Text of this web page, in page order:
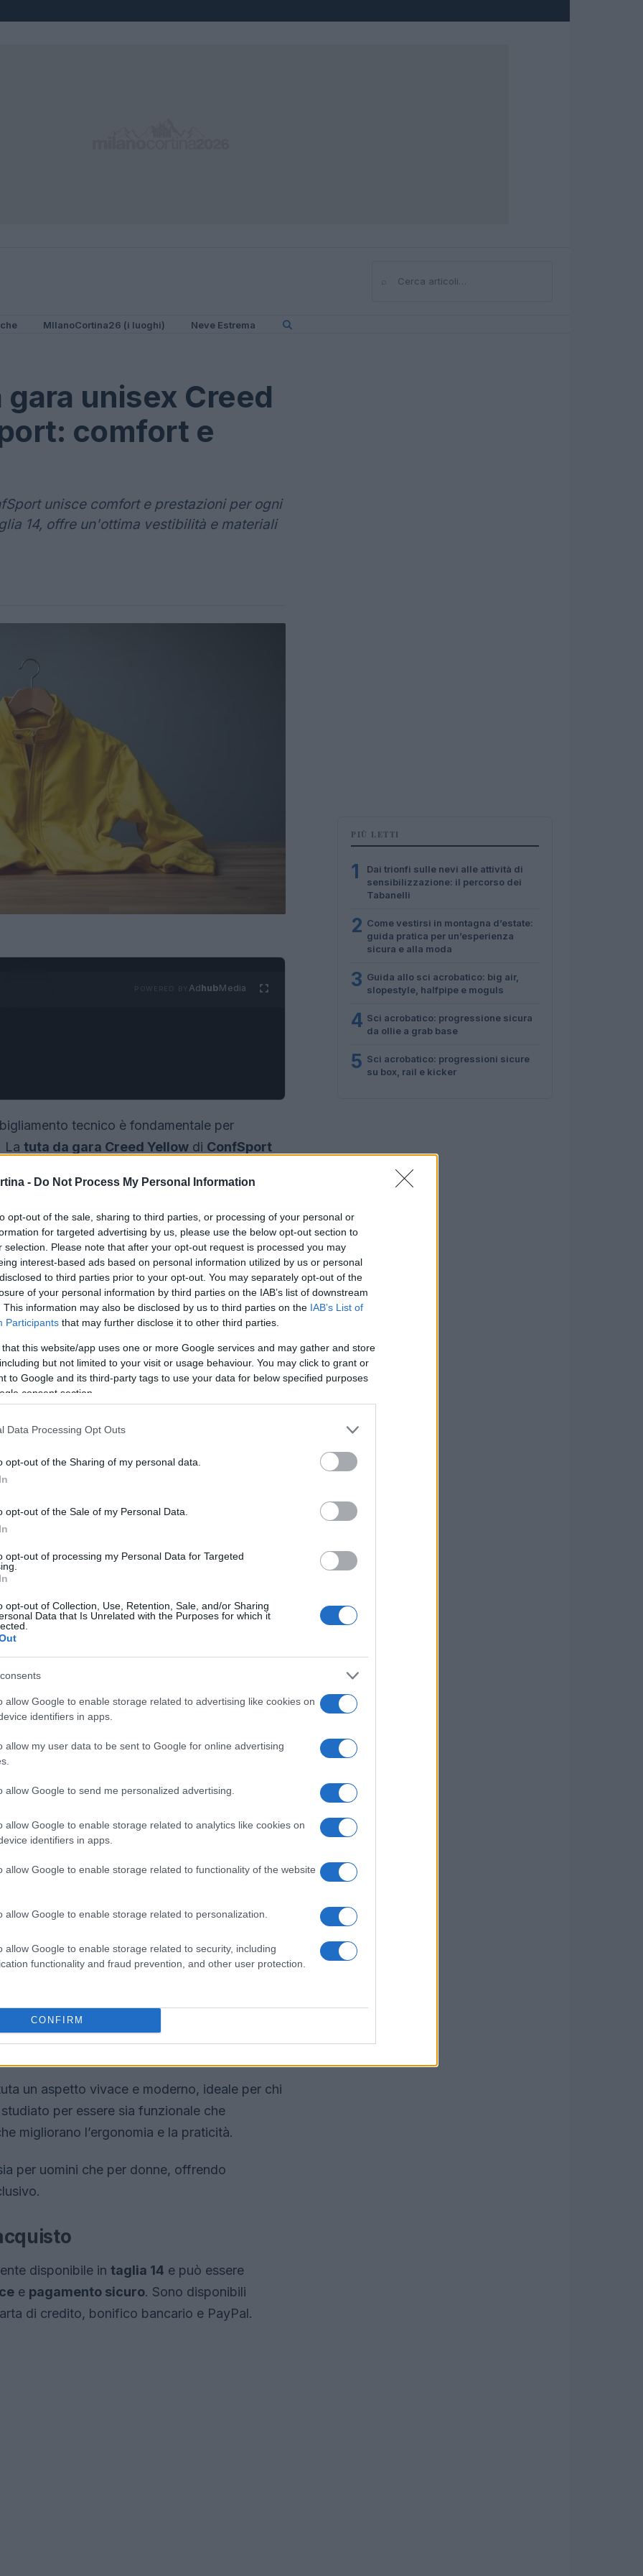
- Do Not Process My Personal Information
opt-out of the sale, sharing to third parties, or processing of your personal or
for targeted advertising by us, please use the below opt-out section to
selection. Please note that after your opt-out request is processed you may
interest-based ads based on personal information utilized by us or personal
to third parties prior to your opt-out. You may separately opt-out of the
of your personal information by third parties on the IAB’s list of downstream
This information may also be disclosed by us to third parties on the IAB’s List of
Participants that may further disclose it to other third parties.
that this website/app uses one or more Google services and may gather and store
but not limited to your visit or usage behaviour. You may click to grant or
to Google and its third-party tags to use your data for below specified purposes
consent section.
Data Processing Opt Outs
opt-out of the Sharing of my personal data.
opt-out of the Sale of my Personal Data.
opt-out of processing my Personal Data for Targeted
opt-out of Collection, Use, Retention, Sale, and/or Sharing
Data that Is Unrelated with the Purposes for which it
allow Google to enable storage related to advertising like cookies on
identifiers in apps.
allow my user data to be sent to Google for online advertising
allow Google to send me personalized advertising.
allow Google to enable storage related to analytics like cookies on
identifiers in apps.
allow Google to enable storage related to functionality of the website
allow Google to enable storage related to personalization.
allow Google to enable storage related to security, including
functionality and fraud prevention, and other user protection.
CONFIRM
⌕Cerca
MIlanoCortina26 (i luoghi) Neve Estrema
unisex Creed
comfort e
unisce comfort e prestazioni per ogni
14, offre un'ottima vestibilità e materiali
AdhubMedia
tecnico è fondamentale per
La tuta da gara Creed Yellow di ConfSport
che cercano un equilibrio perfetto tra
una vestibilità impeccabile e materiali di
tecniciche garantisconotraspirabilitàe
per adattarsi ai movimenti dell’atleta,
comfort durante l’attività sportiva.
perfetta, adattandosi a diverse
La tuta è disponibile anche in altre
atleta.
un aspetto vivace e moderno, ideale per chi
per essere sia funzionale che
migliorano l’ergonomia e la praticità.
per uomini che per donne, offrendo
disponibile in taglia 14 e può essere
e pagamento sicuro. Sono disponibili
di credito, bonifico bancario e PayPal.
PIÙ LETTI
1
Dai trionfi sulle nevi alle attività di
sensibilizzazione: il percorso dei
Tabanelli
2 Come vestirsi in montagna d’estate:
guida pratica per un’esperienza
sicura e alla moda
3 Guida allo sci acrobatico: big air,
slopestyle, halfpipe e moguls
4 Sci acrobatico: progressione sicura
da ollie a grab base
5 Sci acrobatico: progressioni sicure
su box, rail e kicker